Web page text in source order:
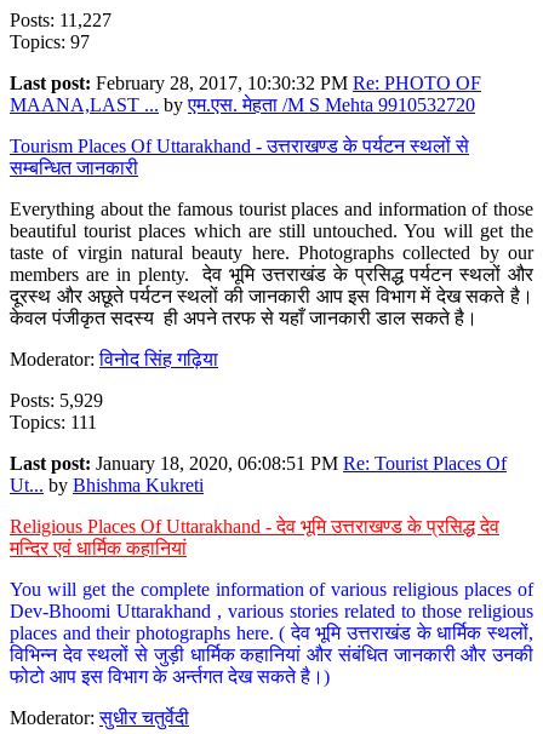
Posts: 11,227
Topics: 97
Last post: February 28, 2017, 10:30:32 PM Re: PHOTO OF
MAANA,LAST ... byएम.एस. मेहता /M S Mehta 9910532720
Tourism Places Of Uttarakhand - उत्तराखण्ड के पर्यटन स्थलों से
सम्बन्धित जानकारी
Everything about the famous tourist places and information of those
beautiful tourist places which are still untouched. You will get the
taste of virgin natural beauty here. Photographs collected by our
members are in plenty. देव भूमि उत्तराखंड के प्रसिद्ध पर्यटन स्थलों और
दूरस्थ और अछूते पर्यटन स्थलों की जानकारी आप इस विभाग में देख सकते है।
केवल पंजीकृत सदस्य ही अपने तरफ से यहाँ जानकारी डाल सकते है।
Moderator:विनोद सिंह गढ़िया
Posts: 5,929
Topics: 111
Last post: January 18, 2020, 06:08:51 PM Re: Tourist Places Of
Ut... by Bhishma Kukreti
Religious Places Of Uttarakhand - देव भूमि उत्तराखण्ड के प्रसिद्ध देव
मन्दिर एवं धार्मिक कहानियां
You will get the complete information of various religious places of
Dev-Bhoomi Uttarakhand , various stories related to those religious
places and their photographs here. ( देव भूमि उत्तराखंड के धार्मिक स्थलों,
विभिन्न देव स्थलों से जुड़ी धार्मिक कहानियां और संबंधित जानकारी और उनकी
फोटो आप इस विभाग के अर्न्तगत देख सकते है।)
Moderator:सुधीर चतुर्वेदी